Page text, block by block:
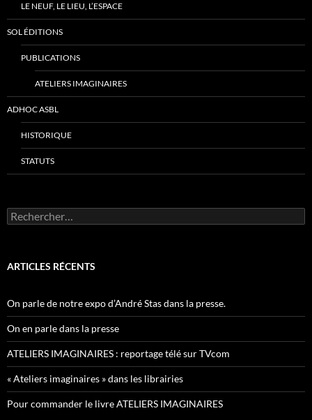
LE NEUF, LE LIEU, L’ESPACE
SOL ÉDITIONS
PUBLICATIONS
ATELIERS IMAGINAIRES
ADHOC ASBL
HISTORIQUE
STATUTS
Rechercher :
ARTICLES RÉCENTS
On parle de notre expo d’André Stas dans la presse.
On en parle dans la presse
ATELIERS IMAGINAIRES : reportage télé sur TVcom
« Ateliers imaginaires » dans les librairies
Pour commander le livre ATELIERS IMAGINAIRES